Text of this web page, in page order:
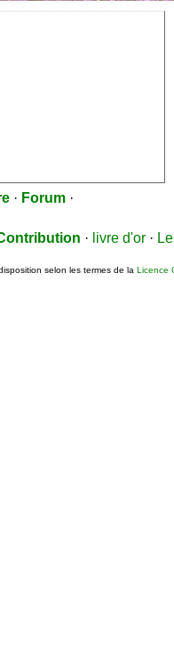
· Forum ·
· livre d'or ·
selon les termes de la Licence